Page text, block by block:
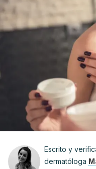
Escrito y
dermatóloga